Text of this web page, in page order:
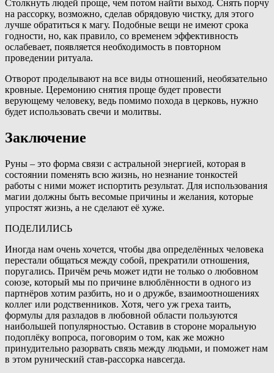
Столкнуть людей проще, чем потом найти выход. Снять порчу
на рассорку, возможно, сделав обрядовую чистку, для этого
лучше обратиться к магу. Подобные вещи не имеют срока
годности, но, как правило, со временем эффективность
ослабевает, появляется необходимость в повторном
проведении ритуала.
Отворот проделывают на все виды отношений, необязательно
кровные. Церемонию снятия проще будет провести
верующему человеку, ведь помимо похода в церковь, нужно
будет использовать свечи и молитвы.
Заключение
Руны – это форма связи с астральной энергией, которая в
состоянии поменять всю жизнь, но незнание тонкостей
работы с ними может испортить результат. Для использования
магии должны быть весомые причины и желания, которые
упростят жизнь, а не сделают её хуже.
ПОДЕЛИЛИСЬ
Иногда нам очень хочется, чтобы два определённых человека
перестали общаться между собой, прекратили отношения,
поругались. Причём речь может идти не только о любовном
союзе, который мы по причине влюблённости в одного из
партнёров хотим разбить, но и о дружбе, взаимоотношениях
коллег или родственников. Хотя, чего уж греха таить,
формулы для разладов в любовной области пользуются
наибольшей популярностью. Оставив в стороне моральную
подоплёку вопроса, поговорим о том, как же можно
принудительно разорвать связь между людьми, и поможет нам
в этом рунический став-рассорка навсегда.